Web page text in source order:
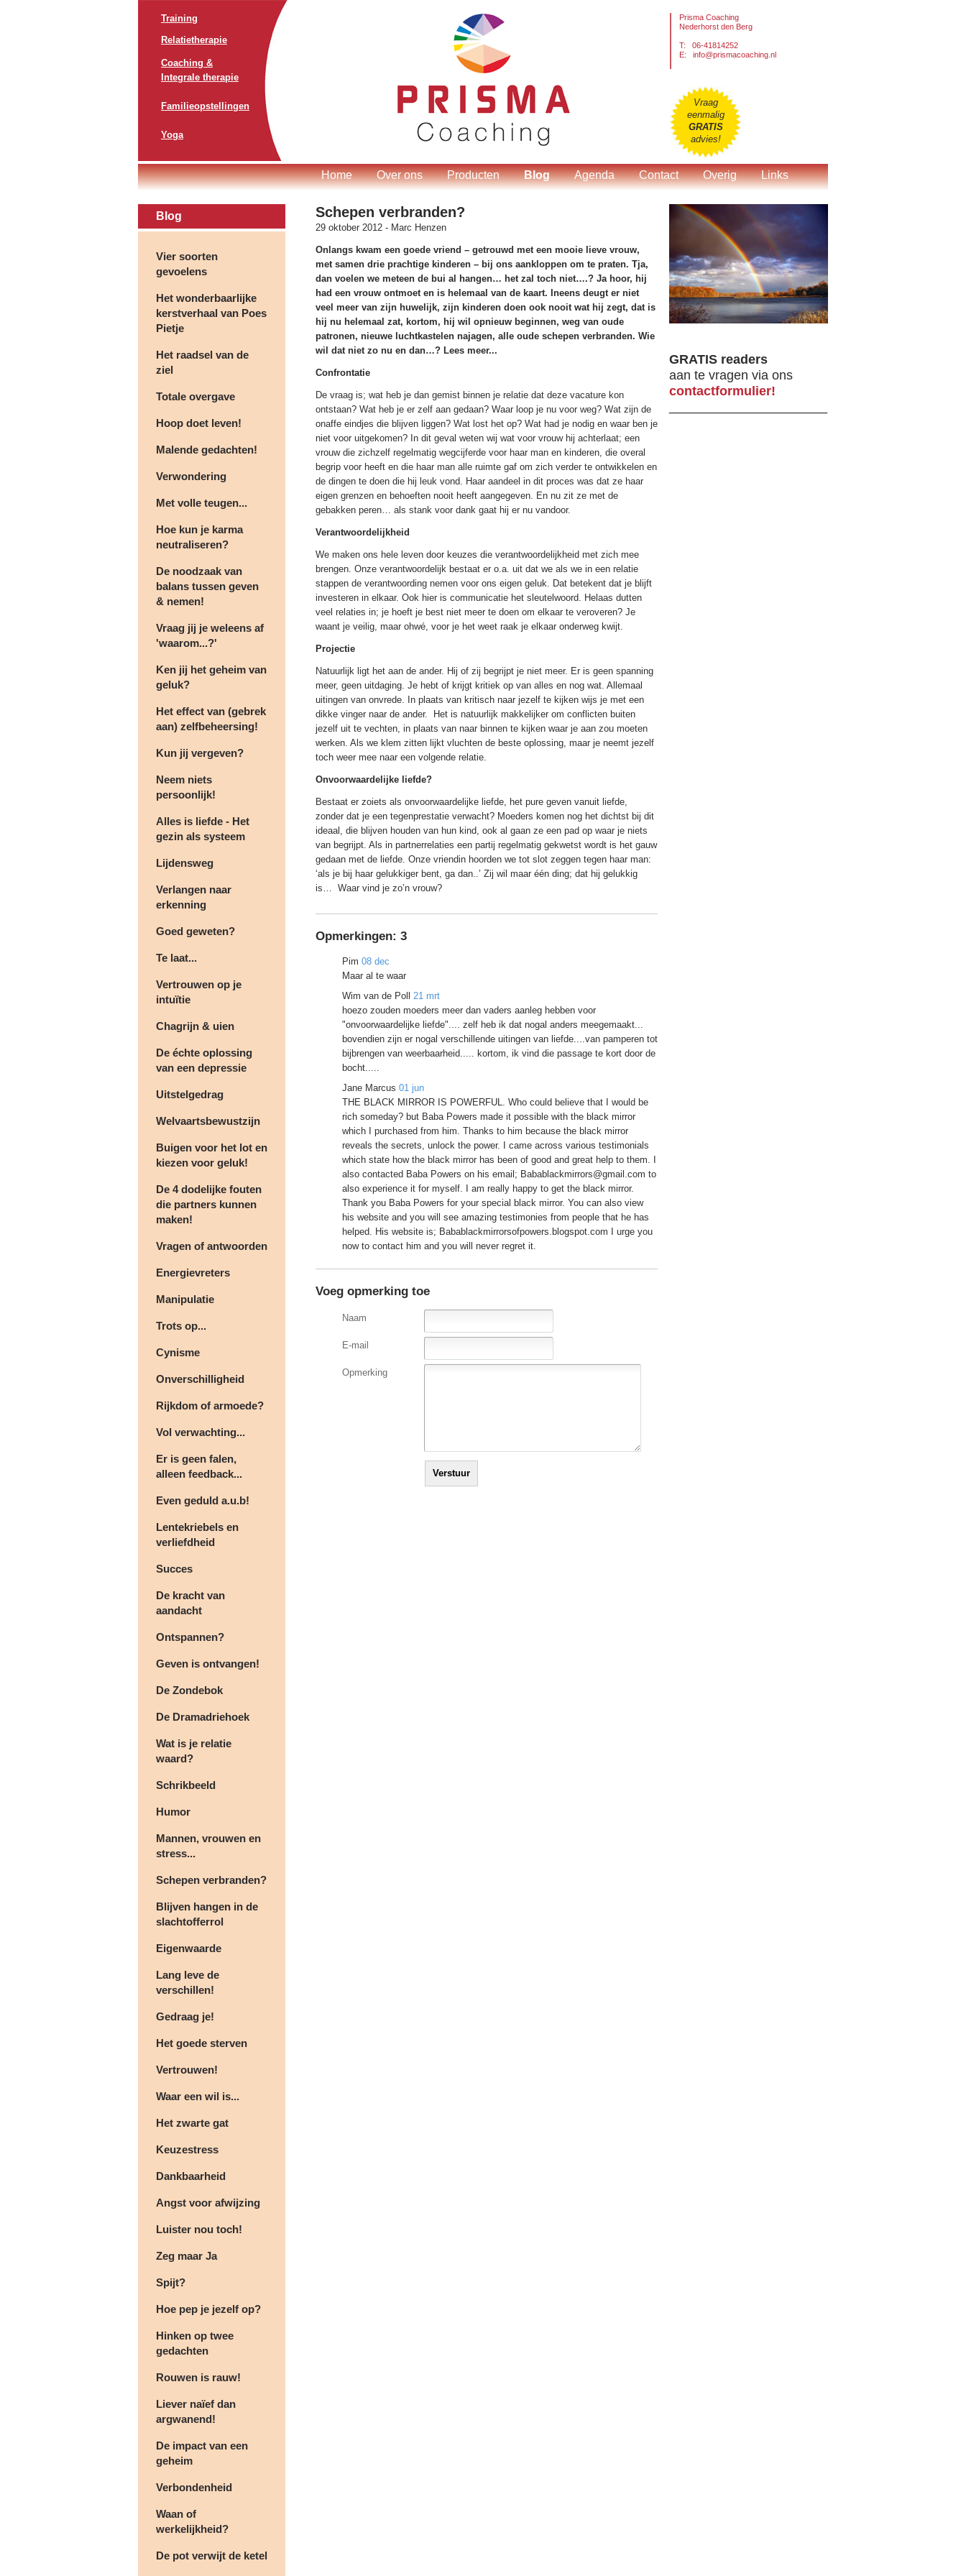
Training
Relatietherapie
Coaching &
Integrale therapie
Familieopstellingen
Yoga
Prisma Coaching
Nederhorst den Berg
T: 06-41814252
E: info@prismacoaching.nl
Vraag
eenmalig
GRATIS
advies!
Home Over ons Producten Blog Agenda Contact Overig Links
Blog
Vier soorten
gevoelens
Het wonderbaarlijke
kerstverhaal van Poes
Pietje
Het raadsel van de
ziel
Totale overgave
Hoop doet leven!
Malende gedachten!
Verwondering
Met volle teugen...
Hoe kun je karma
neutraliseren?
De noodzaak van
balans tussen geven
& nemen!
Vraag jij je weleens af
'waarom...?'
Ken jij het geheim van
geluk?
Het effect van (gebrek
aan) zelfbeheersing!
Kun jij vergeven?
Neem niets
persoonlijk!
Alles is liefde - Het
gezin als systeem
Lijdensweg
Verlangen naar
erkenning
Goed geweten?
Te laat...
Vertrouwen op je
intuïtie
Chagrijn & uien
De échte oplossing
van een depressie
Uitstelgedrag
Welvaartsbewustzijn
Buigen voor het lot en
kiezen voor geluk!
De 4 dodelijke fouten
die partners kunnen
maken!
Vragen of antwoorden
Energievreters
Manipulatie
Trots op...
Cynisme
Onverschilligheid
Rijkdom of armoede?
Vol verwachting...
Er is geen falen,
alleen feedback...
Even geduld a.u.b!
Lentekriebels en
verliefdheid
Succes
De kracht van
aandacht
Ontspannen?
Geven is ontvangen!
De Zondebok
De Dramadriehoek
Wat is je relatie
waard?
Schrikbeeld
Humor
Mannen, vrouwen en
stress...
Schepen verbranden?
Blijven hangen in de
slachtofferrol
Eigenwaarde
Lang leve de
verschillen!
Gedraag je!
Het goede sterven
Vertrouwen!
Waar een wil is...
Het zwarte gat
Keuzestress
Dankbaarheid
Angst voor afwijzing
Luister nou toch!
Zeg maar Ja
Spijt?
Hoe pep je jezelf op?
Hinken op twee
gedachten
Rouwen is rauw!
Liever naïef dan
argwanend!
De impact van een
geheim
Verbondenheid
Waan of
werkelijkheid?
De pot verwijt de ketel
Schepen verbranden?
29 oktober 2012 - Marc Henzen
Onlangs kwam een goede vriend – getrouwd met een mooie lieve vrouw,
met samen drie prachtige kinderen – bij ons aankloppen om te praten. Tja,
dan voelen we meteen de bui al hangen… het zal toch niet….? Ja hoor, hij
had een vrouw ontmoet en is helemaal van de kaart. Ineens deugt er niet
veel meer van zijn huwelijk, zijn kinderen doen ook nooit wat hij zegt, dat is
hij nu helemaal zat, kortom, hij wil opnieuw beginnen, weg van oude
patronen, nieuwe luchtkastelen najagen, alle oude schepen verbranden. Wie
wil dat niet zo nu en dan…? Lees meer...
Confrontatie
De vraag is; wat heb je dan gemist binnen je relatie dat deze vacature kon
ontstaan? Wat heb je er zelf aan gedaan? Waar loop je nu voor weg? Wat zijn de
onaffe eindjes die blijven liggen? Wat lost het op? Wat had je nodig en waar ben je
niet voor uitgekomen? In dit geval weten wij wat voor vrouw hij achterlaat; een
vrouw die zichzelf regelmatig wegcijferde voor haar man en kinderen, die overal
begrip voor heeft en die haar man alle ruimte gaf om zich verder te ontwikkelen en
de dingen te doen die hij leuk vond. Haar aandeel in dit proces was dat ze haar
eigen grenzen en behoeften nooit heeft aangegeven. En nu zit ze met de
gebakken peren… als stank voor dank gaat hij er nu vandoor.
Verantwoordelijkheid
We maken ons hele leven door keuzes die verantwoordelijkheid met zich mee
brengen. Onze verantwoordelijk bestaat er o.a. uit dat we als we in een relatie
stappen de verantwoording nemen voor ons eigen geluk. Dat betekent dat je blijft
investeren in elkaar. Ook hier is communicatie het sleutelwoord. Helaas dutten
veel relaties in; je hoeft je best niet meer te doen om elkaar te veroveren? Je
waant je veilig, maar ohwé, voor je het weet raak je elkaar onderweg kwijt.
Projectie
Natuurlijk ligt het aan de ander. Hij of zij begrijpt je niet meer. Er is geen spanning
meer, geen uitdaging. Je hebt of krijgt kritiek op van alles en nog wat. Allemaal
uitingen van onvrede. In plaats van kritisch naar jezelf te kijken wijs je met een
dikke vinger naar de ander. Het is natuurlijk makkelijker om conflicten buiten
jezelf uit te vechten, in plaats van naar binnen te kijken waar je aan zou moeten
werken. Als we klem zitten lijkt vluchten de beste oplossing, maar je neemt jezelf
toch weer mee naar een volgende relatie.
Onvoorwaardelijke liefde?
Bestaat er zoiets als onvoorwaardelijke liefde, het pure geven vanuit liefde,
zonder dat je een tegenprestatie verwacht? Moeders komen nog het dichtst bij dit
ideaal, die blijven houden van hun kind, ook al gaan ze een pad op waar je niets
van begrijpt. Als in partnerrelaties een partij regelmatig gekwetst wordt is het gauw
gedaan met de liefde. Onze vriendin hoorden we tot slot zeggen tegen haar man:
‘als je bij haar gelukkiger bent, ga dan..’ Zij wil maar één ding; dat hij gelukkig
is… Waar vind je zo’n vrouw?
Opmerkingen: 3
Pim 08 dec
Maar al te waar
Wim van de Poll
21 mrt
hoezo zouden moeders meer dan vaders aanleg hebben voor
"onvoorwaardelijke liefde".... zelf heb ik dat nogal anders meegemaakt...
bovendien zijn er nogal verschillende uitingen van liefde....van pamperen tot
bijbrengen van weerbaarheid..... kortom, ik vind die passage te kort door de
bocht.....
Jane Marcus 01 jun
THE BLACK MIRROR IS POWERFUL. Who could believe that I would be
rich someday? but Baba Powers made it possible with the black mirror
which I purchased from him. Thanks to him because the black mirror
reveals the secrets, unlock the power. I came across various testimonials
which state how the black mirror has been of good and great help to them. I
also contacted Baba Powers on his email; Babablackmirrors@gmail.com to
also experience it for myself. I am really happy to get the black mirror.
Thank you Baba Powers for your special black mirror. You can also view
his website and you will see amazing testimonies from people that he has
helped. His website is; Babablackmirrorsofpowers.blogspot.com I urge you
now to contact him and you will never regret it.
Voeg opmerking toe
Naam
E-mail
Opmerking
GRATIS readers
aan te vragen via ons
contactformulier!